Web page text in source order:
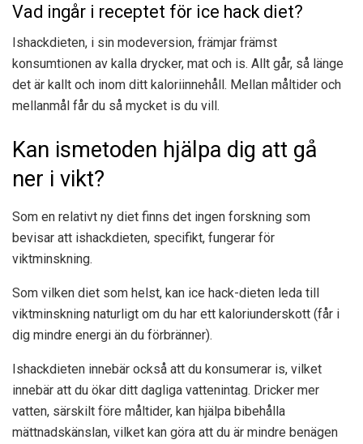
Vad ingår i receptet för ice hack diet?
Ishackdieten, i sin modeversion, främjar främst
konsumtionen av kalla drycker, mat och is. Allt går, så länge
det är kallt och inom ditt kaloriinnehåll. Mellan måltider och
mellanmål får du så mycket is du vill.
Kan ismetoden hjälpa dig att gå
ner i vikt?
Som en relativt ny diet finns det ingen forskning som
bevisar att ishackdieten, specifikt, fungerar för
viktminskning.
Som vilken diet som helst, kan ice hack-dieten leda till
viktminskning naturligt om du har ett kaloriunderskott (får i
dig mindre energi än du förbränner).
Ishackdieten innebär också att du konsumerar is, vilket
innebär att du ökar ditt dagliga vattenintag. Dricker mer
vatten, särskilt före måltider, kan hjälpa bibehålla
mättnadskänslan, vilket kan göra att du är mindre benägen